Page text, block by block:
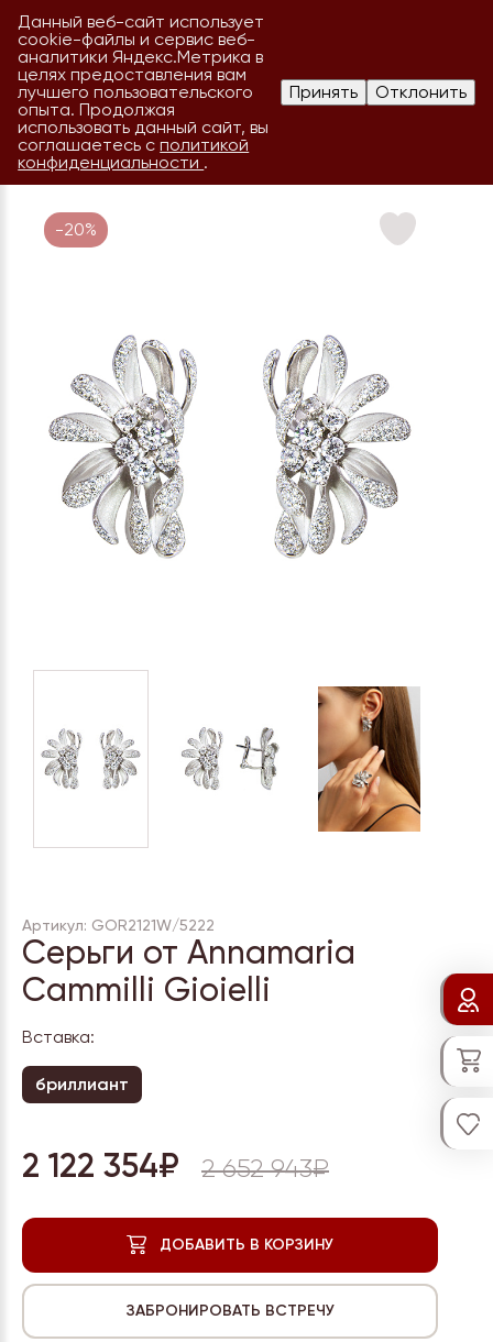
-20%
Артикул: GOR2121W/5222
Серьги от Annamaria
Cammilli Gioielli
Вставка:
бриллиант
2 122 354₽ 2 652 943₽
Данный веб-сайт использует
cookie-файлы и сервис веб-
аналитики Яндекс.Метрика в
целях предоставления вам
лучшего пользовательского
опыта. Продолжая
использовать данный сайт, вы
соглашаетесь сполитикой
конфиденциальности .
Принять Отклонить